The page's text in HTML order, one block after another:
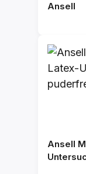
Ansell
Ansell